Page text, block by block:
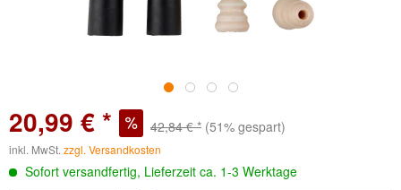
20,99 € * 42,84 € * (51% gespart)
inkl. MwSt. zzgl. Versandkosten
Sofort versandfertig, Lieferzeit ca. 1-3 Werktage